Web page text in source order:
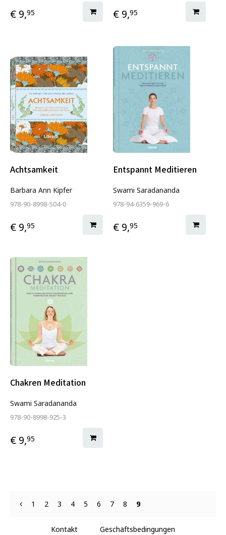
€ 9,95 € 9,95
Achtsamkeit
Barbara Ann Kipfer
978-90-8998-504-0
€ 9,95
Entspannt Meditieren
Swami Saradananda
978-94-6359-969-6
€ 9,95
Chakren Meditation
Swami Saradananda
978-90-8998-925-3
€ 9,95
1 2 3 4 5 6 7 8 9
Kontakt Geschäftsbedingungen